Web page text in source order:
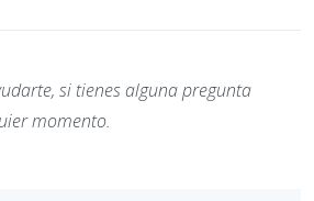
si tienes alguna pregunta
momento.